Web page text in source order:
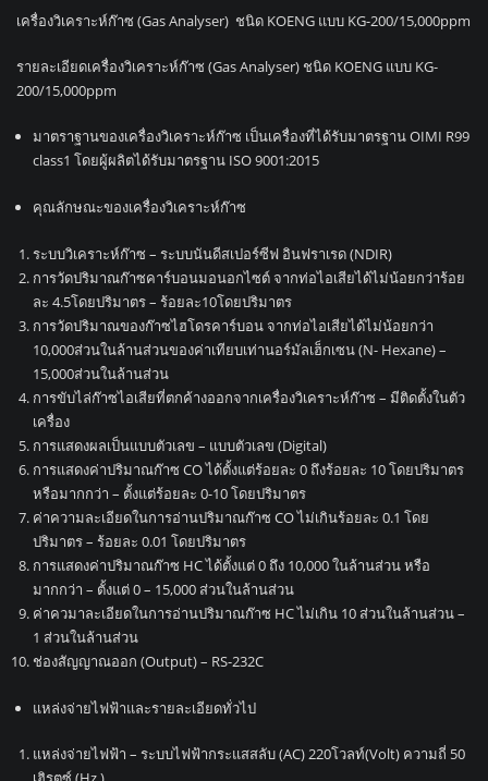
เครื่องวิเคราะห์ก๊าซ (Gas Analyser) ชนิด KOENG แบบ KG-200/15,000ppm
รายละเอียดเครื่องวิเคราะห์ก๊าซ (Gas Analyser) ชนิด KOENG แบบ KG-
200/15,000ppm
มาตราฐานของเครื่องวิเคราะห์ก๊าซ เป็นเครื่องที่ได้รับมาตรฐาน OIMI R99
class1 โดยผู้ผลิตได้รับมาตรฐาน ISO 9001:2015
คุณลักษณะของเครื่องวิเคราะห์ก๊าซ
ระบบวิเคราะห์ก๊าซ – ระบบนันดีสเปอร์ซีฟ อินฟราเรด (NDIR)
การวัดปริมาณก๊าซคาร์บอนมอนอกไซต์ จากท่อไอเสียได้ไม่น้อยกว่าร้อย
ละ 4.5โดยปริมาตร – ร้อยละ10โดยปริมาตร
การวัดปริมาณของก๊าซไฮโดรคาร์บอน จากท่อไอเสียได้ไม่น้อยกว่า
10,000ส่วนในล้านส่วนของค่าเทียบเท่านอร์มัลเฮ็กเซน (N- Hexane) –
15,000ส่วนในล้านส่วน
การขับไล่ก๊าซไอเสียที่ตกค้างออกจากเครื่องวิเคราะห์ก๊าซ – มีติดตั้งในตัว
เครื่อง
การแสดงผลเป็นแบบตัวเลข – แบบตัวเลข (Digital)
การแสดงค่าปริมาณก๊าซ CO ได้ตั้งแต่ร้อยละ 0 ถึงร้อยละ 10 โดยปริมาตร
หรือมากกว่า – ตั้งแต่ร้อยละ 0-10 โดยปริมาตร
ค่าความละเอียดในการอ่านปริมาณก๊าซ CO ไม่เกินร้อยละ 0.1 โดย
ปริมาตร – ร้อยละ 0.01 โดยปริมาตร
การแสดงค่าปริมาณก๊าซ HC ได้ตั้งแต่ 0 ถึง 10,000 ในล้านส่วน หรือ
มากกว่า – ตั้งแต่ 0 – 15,000 ส่วนในล้านส่วน
ค่าควมาละเอียดในการอ่านปริมาณก๊าซ HC ไม่เกิน 10 ส่วนในล้านส่วน –
1 ส่วนในล้านส่วน
ช่องสัญญาณออก (Output) – RS-232C
แหล่งจ่ายไฟฟ้าและรายละเอียดทั่วไป
แหล่งจ่ายไฟฟ้า – ระบบไฟฟ้ากระแสสลับ (AC) 220โวลท์(Volt) ความถี่ 50